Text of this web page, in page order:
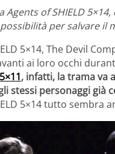
Agents of SHIELD
per salvare il
5×14, The Devil
ai loro occhi
, infatti, la trama va
stessi personaggi già
5×14 tutto sembra